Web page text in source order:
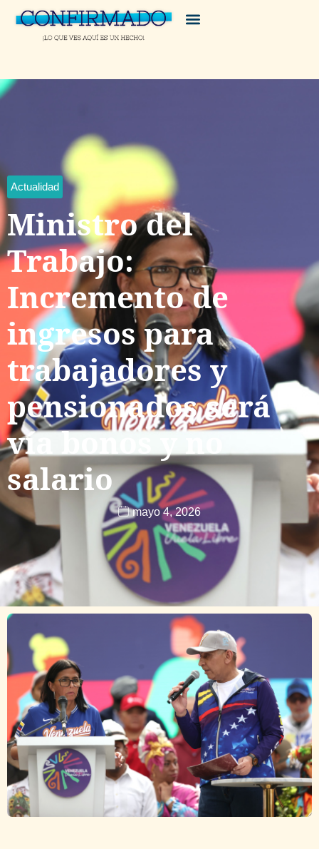
Actualidad
Ministro del
Trabajo:
Incremento de
ingresos para
trabajadores y
pensionados será
vía bonos y no
salario
mayo 4, 2026